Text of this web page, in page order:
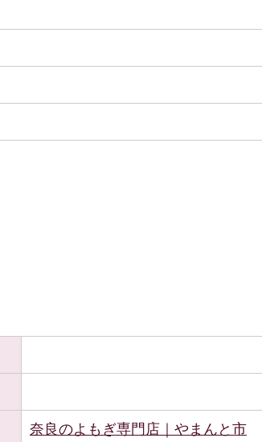
奈良のよもぎ専門店｜やまんと市